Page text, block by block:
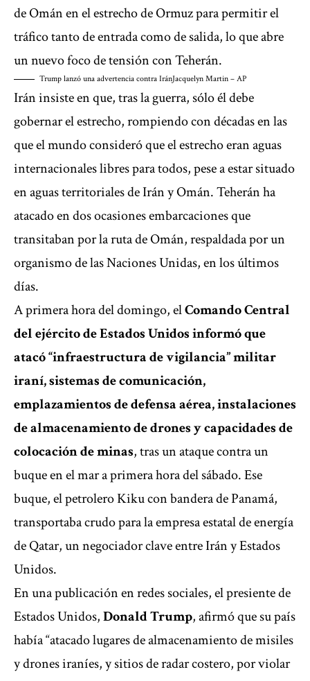
de Omán en el estrecho de Ormuz para permitir el
tráfico tanto de entrada como de salida, lo que abre
un nuevo foco de tensión con Teherán.
Trump lanzó una advertencia contra IránJacquelyn Martin – AP
Irán insiste en que, tras la guerra, sólo él debe
gobernar el estrecho, rompiendo con décadas en las
que el mundo consideró que el estrecho eran aguas
internacionales libres para todos, pese a estar situado
en aguas territoriales de Irán y Omán. Teherán ha
atacado en dos ocasiones embarcaciones que
transitaban por la ruta de Omán, respaldada por un
organismo de las Naciones Unidas, en los últimos
días.
A primera hora del domingo, elComando Central
del ejército de Estados Unidos informó que
atacó “infraestructura de vigilancia” militar
iraní, sistemas de comunicación,
emplazamientos de defensa aérea, instalaciones
de almacenamiento de drones y capacidades de
colocación de minas, tras un ataque contra un
buque en el mar a primera hora del sábado. Ese
buque, el petrolero Kiku con bandera de Panamá,
transportaba crudo para la empresa estatal de energía
de Qatar, un negociador clave entre Irán y Estados
Unidos.
En una publicación en redes sociales, el presiente de
Estados Unidos,Donald Trump, afirmó que su país
había “atacado lugares de almacenamiento de misiles
y drones iraníes, y sitios de radar costero, por violar